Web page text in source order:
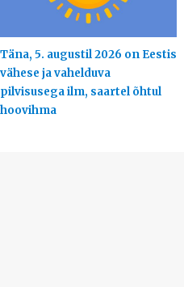
Täna, 5. augustil 2026 on Eestis
vähese ja vahelduva
pilvisusega ilm, saartel õhtul
hoovihma